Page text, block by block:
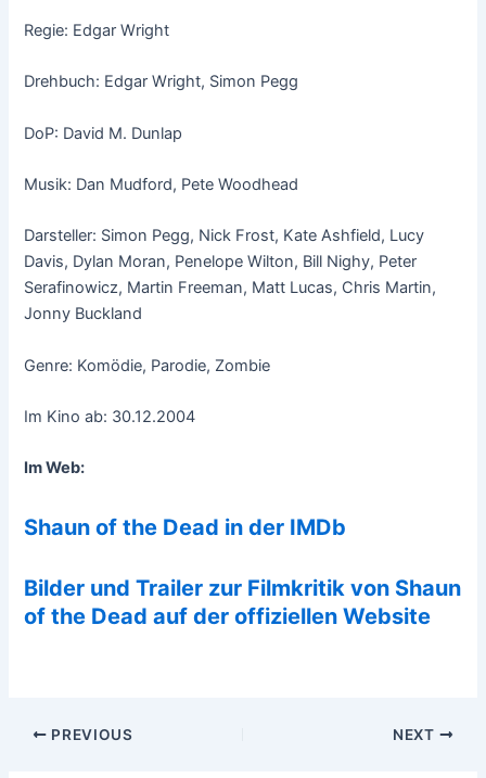
Regie: Edgar Wright
Drehbuch: Edgar Wright, Simon Pegg
DoP: David M. Dunlap
Musik: Dan Mudford, Pete Woodhead
Darsteller: Simon Pegg, Nick Frost, Kate Ashfield, Lucy
Davis, Dylan Moran, Penelope Wilton, Bill Nighy, Peter
Serafinowicz, Martin Freeman, Matt Lucas, Chris Martin,
Jonny Buckland
Genre: Komödie, Parodie, Zombie
Im Kino ab: 30.12.2004
Im Web:
Shaun of the Dead in der IMDb
Bilder und Trailer zur Filmkritik von Shaun
of the Dead auf der offiziellen Website
Post
PREVIOUS NEXT